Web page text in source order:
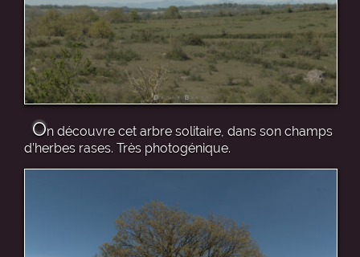
On découvre cet arbre solitaire, dans son champs
d’herbes rases. Très photogénique.